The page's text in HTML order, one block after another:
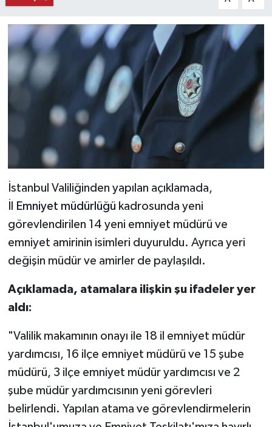
İstanbul Valiliğinden yapılan açıklamada,
Emniyet müdürlüğü kadrosunda yeni
görevlendirilen 14 yeni emniyet müdürü ve
emniyet amirinin isimleri duyuruldu. Ayrıca yeri
değişin müdür ve amirler de paylaşıldı.
Açıklamada, atamalara ilişkin şu ifadeler yer
aldı:
"Valilik makamının onayı ile 18 il emniyet müdür
yardımcısı, 16 ilçe emniyet müdürü ve 15 şube
müdürü, 3 ilçe emniyet müdür yardımcısı ve 2
şube müdür yardımcısının yeni görevleri
belirlendi. Yapılan atama ve görevlendirmelerin
TİCARET
YAŞAM